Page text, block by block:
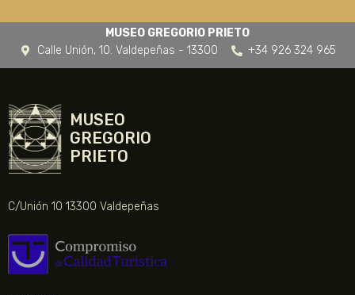
MUSEO GREGORIO PRIETO
Calle Unión, 10. Valdepeñas - 13300
+34 926 324 965
MUSEO
GREGORIO
PRIETO
C/Unión 10 13300 Valdepeñas